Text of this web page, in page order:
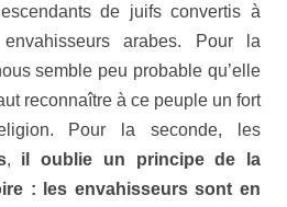
de juifs convertis à
arabes. Pour la
semble peu probable qu’elle
reconnaître à ce peuple un fort
Pour la seconde, les
, il oublie un principe de la
: les envahisseurs sont en